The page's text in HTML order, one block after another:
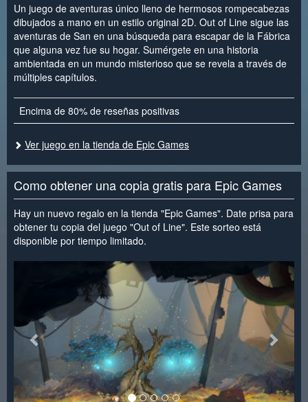
Un juego de aventuras único lleno de hermosos rompecabezas
dibujados a mano en un estilo original 2D. Out of Line sigue las
aventuras de San en una búsqueda para escapar de la Fábrica
que alguna vez fue su hogar. Sumérgete en una historia
ambientada en un mundo misterioso que se revela a través de
múltiples capítulos.
Encima de 80% de reseñas positivas
Ver juego en la tienda de Epic Games
Como obtener una copia gratis para Epic Games
Hay un nuevo regalo en la tienda "Epic Games". Date prisa para
obtener tu copia del juego "Out of Line". Este sorteo está
disponible por tiempo limitado.